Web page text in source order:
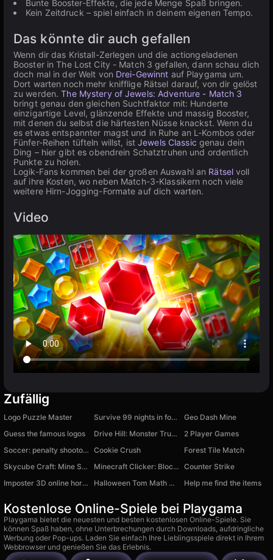
Bunte Booster-Effekte, die jede Menge Spaß bringen.
Kein Zeitdruck – spiel einfach in deinem eigenen Tempo.
Das könnte dir auch gefallen
Wenn dir das Kristall-Zerlegen und die actiongeladenen
Booster in The Lost City - Match 3 gefallen, dann schau dich
doch mal in der Welt von Drei-Gewinnt auf Playgama um.
Dort warten noch mehr knifflige Rätsel darauf, von dir gelöst
zu werden.The Mystery of Jewels: Adventure - Match 3
bringt genau den gleichen Suchtfaktor mit: Hunderte
einzigartige Level, glänzende Effekte und massig Booster,
mit denen du selbst die härtesten Nüsse knackst. Wenn du
es etwas entspannter magst und in Ruhe an L-Kombos oder
Fünfer-Reihen tüfteln willst, istJewels Classic genau dein
Ding – hier gibt es obendrein Schatztruhen und ordentlich
Punkte zu holen.
Logik-Fans kommen bei der großen Auswahl an Rätsel voll
auf ihre Kosten, wo neben Match-3-Klassikern noch viele
weitere Hirn-Jogging-Formate auf dich warten.
Video
Zufällig
Logo Puzzle Master Survive 99 nights in forest: save Brainrot online
Geo Dash Mine
Guess the famous logos
Drive Hill: Monster Trucks
2 Player Games
Soccer: penalty shootout Cookie Crush
Forest Tile Match
Skycube Craft: Mine Survival
Minecraft Clicker: Block Fever Counter Strike
Imposter 3D online horror
Halloween Tom Math Challenge Help me find the items
Kostenlose Online-Spiele bei Playgama
Playgama bietet die neuesten und besten kostenlosen Online-Spiele. Sie
können Spaß haben, ohne Unterbrechungen durch Downloads, aufdringliche
Werbung oder Pop-ups. Laden Sie einfach Ihre Lieblingsspiele direkt in Ihrem
Webbrowser und genießen Sie das Erlebnis.